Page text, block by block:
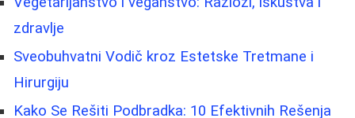
zdravlje
Sveobuhvatni Vodič kroz Estetske Tretmane i
Hirurgiju
Kako Se Rešiti Podbradka: 10 Efektivnih Rešenja